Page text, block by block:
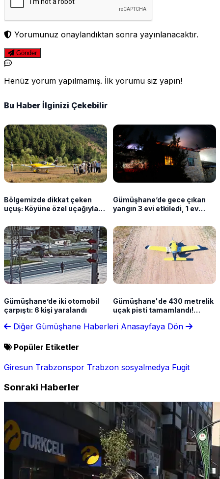
Yorumunuz onaylandıktan sonra yayınlanacaktır.
Gönder
Henüz yorum yapılmamış. İlk yorumu siz yapın!
Bu Haber İlginizi Çekebilir
Bölgemizde dikkat çeken
uçuş: Köyüne özel uçağıyla
Gümüşhane’de gece çıkan
yangın 3 evi etkiledi, 1 ev
Gümüşhane’de iki otomobil
çarpıştı: 6 kişi yaralandı
Gümüşhane'de 430 metrelik
uçak pisti tamamlandı!
yatırımı getirdi
Diğer Gümüşhane Haberleri Anasayfaya Dön
Popüler Etiketler
Giresun Trabzonspor Trabzon sosyalmedya Fugit
Sonraki Haberler